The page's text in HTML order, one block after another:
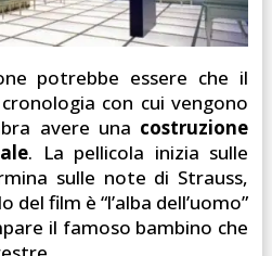
potrebbe essere che il
con cui vengono
avere una costruzione
. La pellicola inizia sulle
sulle note di Strauss,
film è “l’alba dell’uomo”
il famoso bambino che